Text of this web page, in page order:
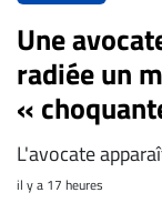
Une
radiée un
«
L'avocate
il y a 17 heures